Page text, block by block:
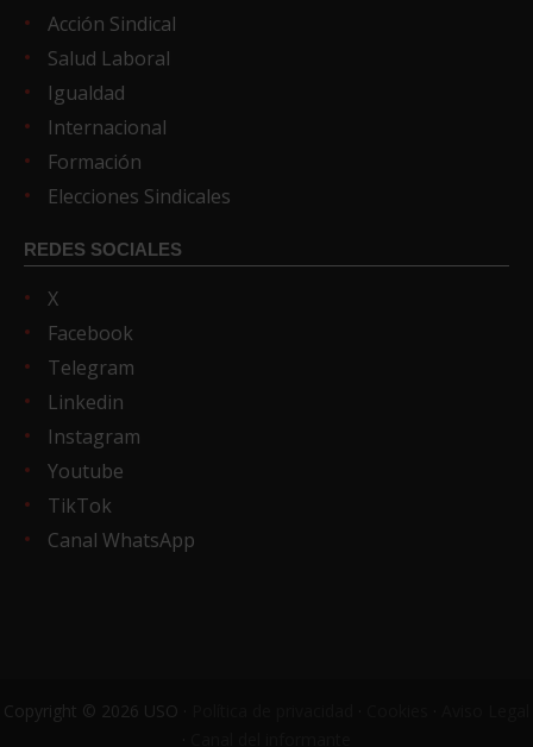
Acción Sindical
Salud Laboral
Igualdad
Internacional
Formación
Elecciones Sindicales
REDES SOCIALES
X
Facebook
Telegram
Linkedin
Instagram
Youtube
TikTok
Canal WhatsApp
Copyright © 2026 USO ·